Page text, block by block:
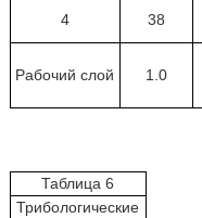
4
38
Рабочий слой 1.0
Таблица 6
Трибологические